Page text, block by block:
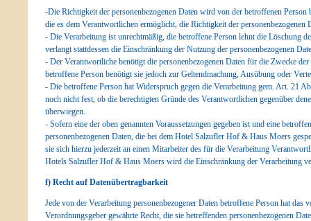
-Die Richtigkeit der personenbezogenen Daten wird von der betroffenen
die es dem Verantwortlichen ermöglicht, die Richtigkeit der personenbezogenen
- Die Verarbeitung ist unrechtmäßig, die betroffene Person lehnt die Löschung
verlangt stattdessen die Einschränkung der Nutzung der personenbezogenen
- Der Verantwortliche benötigt die personenbezogenen Daten für die Zwecke
betroffene Person benötigt sie jedoch zur Geltendmachung, Ausübung oder
- Die betroffene Person hat Widerspruch gegen die Verarbeitung gem. Art. 21
noch nicht fest, ob die berechtigten Gründe des Verantwortlichen gegenüber
überwiegen.
- Sofern eine der oben genannten Voraussetzungen gegeben ist und eine
personenbezogenen Daten, die bei dem Hotel Salzufler Hof & Haus Moers
sie sich hierzu jederzeit an einen Mitarbeiter des für die Verarbeitung
Hotels Salzufler Hof & Haus Moers wird die Einschränkung der Verarbeitung
f) Recht auf Datenübertragbarkeit
Jede von der Verarbeitung personenbezogener Daten betroffene Person hat das
Verordnungsgeber gewährte Recht, die sie betreffenden personenbezogenen